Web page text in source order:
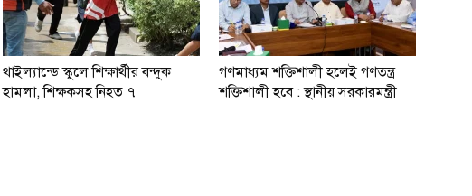
থাইল্যান্ডে স্কুলে শিক্ষার্থীর বন্দুক
হামলা, শিক্ষকসহ নিহত ৭
গণমাধ্যম শক্তিশালী হলেই গণতন্ত্র
শক্তিশালী হবে : স্থানীয় সরকারমন্ত্রী